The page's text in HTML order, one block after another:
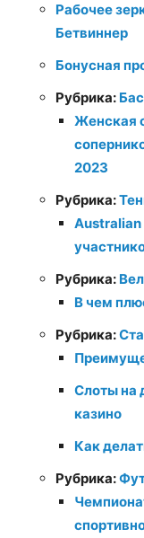
Рабочее
Бетвиннер
Бонусная
Рубрика:
Женская
2023
Рубрика:
Australian
Рубрика:
В чем
Рубрика:
Слоты на
казино
Как
Рубрика: